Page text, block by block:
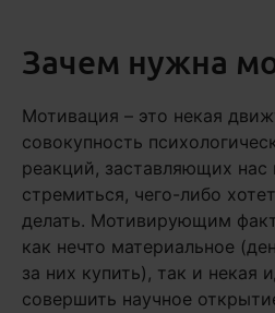
Зачем нужна
Мотивация – это некая
совокупность
реакций, заставляющих нас
стремиться, чего-либо
делать. Мотивирующим
как нечто материальное
за них купить), так и некая
совершить научное